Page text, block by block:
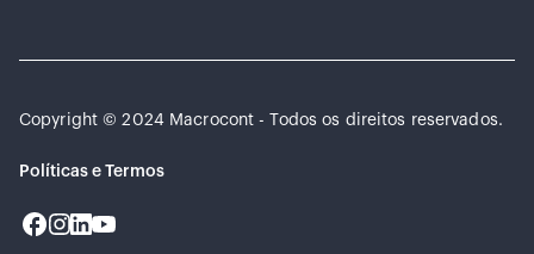
Copyright © 2024 Macrocont - Todos os direitos reservados.
Políticas e Termos